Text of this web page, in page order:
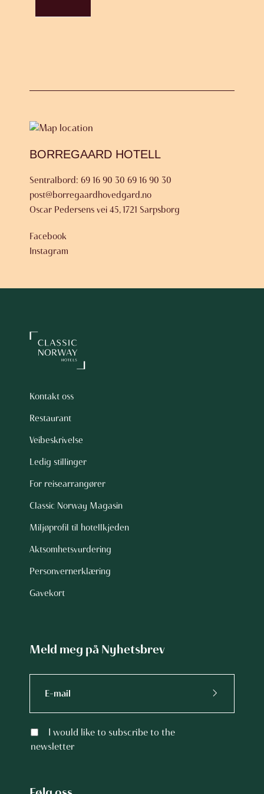
BORREGAARD HOTELL
Sentralbord: 69 16 90 30 69 16 90 30
post@borregaardhovedgard.no
Oscar Pedersens vei 45, 1721 Sarpsborg
Facebook
Instagram
Kontakt oss
Restaurant
Veibeskrivelse
Ledig stillinger
For reisearrangører
Classic Norway Magasin
Miljøprofil til hotellkjeden
Aktsomhetsvurdering
Personvernerklæring
Gavekort
Meld meg på Nyhetsbrev
I would like to subscribe to the
newsletter